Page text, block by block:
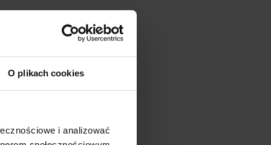
O plikach cookies
i analizować